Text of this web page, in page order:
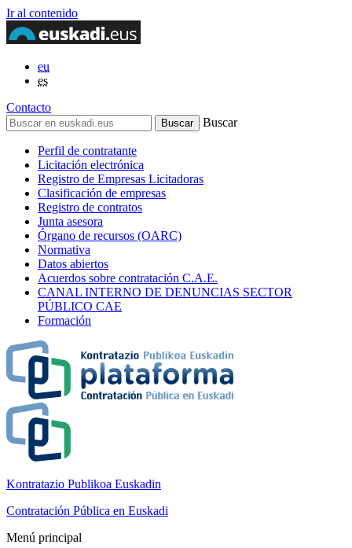
Ir al contenido
eu
es
Contacto
Buscar
Perfil de contratante
Licitación electrónica
Registro de Empresas Licitadoras
Clasificación de empresas
Registro de contratos
Junta asesora
Órgano de recursos (OARC)
Normativa
Datos abiertos
Acuerdos sobre contratación C.A.E.
CANAL INTERNO DE DENUNCIAS SECTOR
PÚBLICO CAE
Formación
Kontratazio Publikoa Euskadin
Contratación Pública en Euskadi
Menú principal